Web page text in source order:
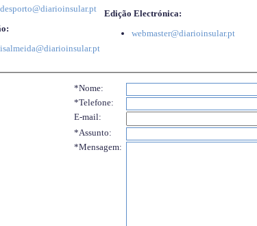
Edição Electrónica:
webmaster@diarioinsular.pt
*Nome:
*Telefone:
E-mail:
*Assunto:
*Mensagem: